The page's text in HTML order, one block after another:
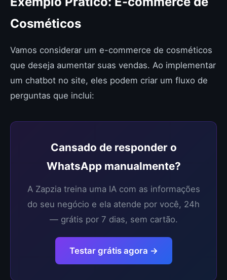
Cosméticos
Vamos considerar um e-commerce de cosméticos
que deseja aumentar suas vendas. Ao implementar
um chatbot no site, eles podem criar um fluxo de
perguntas que inclui:
Cansado de responder o
WhatsApp manualmente?
A Zapzia treina uma IA com as informações
do seu negócio e ela atende por você, 24h
— grátis por 7 dias, sem cartão.
Testar grátis agora →